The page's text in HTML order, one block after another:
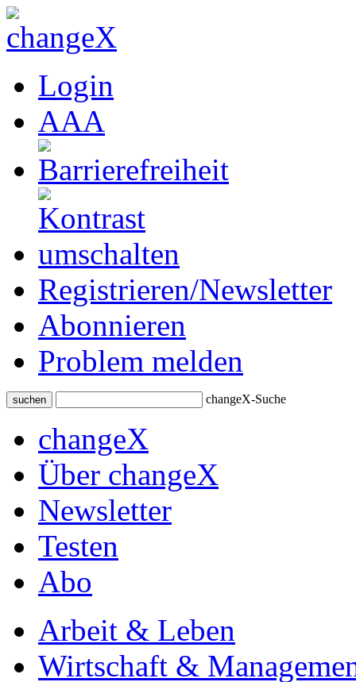
Login
AAA
Registrieren/Newsletter
Abonnieren
Problem melden
suchen changeX-Suche
changeX
Über changeX
Newsletter
Testen
Abo
Arbeit & Leben
Wirtschaft &